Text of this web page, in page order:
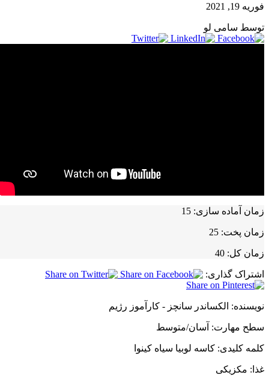
فوریه 19, 2021
توسط سامی لو
زمان آماده سازی:
زمان پخت:
زمان کل:
اشتراک گذاری:
نویسنده: الکساندر سانچز - کارآموز رژیم
سطح مهارت: آسان/متوسط
کلمه کلیدی: کاسه لوبیا سیاه کینوا
غذا: مکزیکی